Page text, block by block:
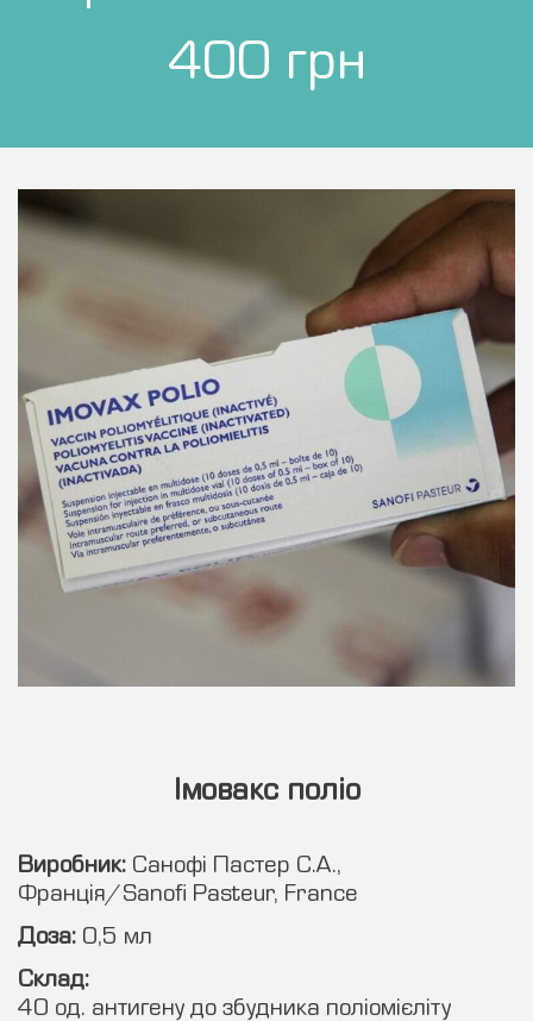
400 грн
Імовакс поліо
Виробник: Санофі Пастер С.A.,
Франція/Sanofi Pasteur, France
Доза: 0,5 мл
Склад:
40 од. антигену до збудника поліомієліту